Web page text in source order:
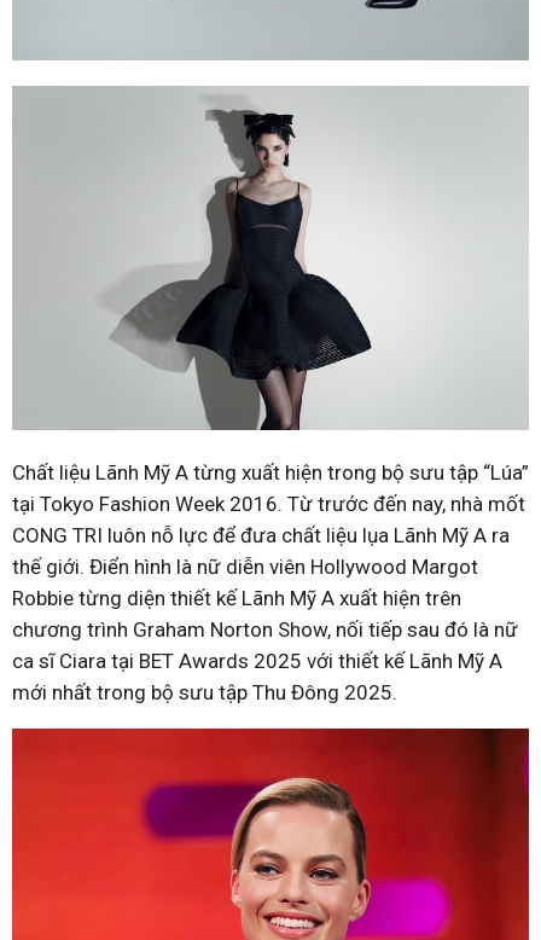
Chất liệu Lãnh Mỹ A từng xuất hiện trong bộ sưu tập “Lúa”
tại Tokyo Fashion Week 2016. Từ trước đến nay, nhà mốt
CONG TRI luôn nỗ lực để đưa chất liệu lụa Lãnh Mỹ A ra
thế giới. Điển hình là nữ diễn viên Hollywood Margot
Robbie từng diện thiết kế Lãnh Mỹ A xuất hiện trên
chương trình Graham Norton Show, nối tiếp sau đó là nữ
ca sĩ Ciara tại BET Awards 2025 với thiết kế Lãnh Mỹ A
mới nhất trong bộ sưu tập Thu Đông 2025.